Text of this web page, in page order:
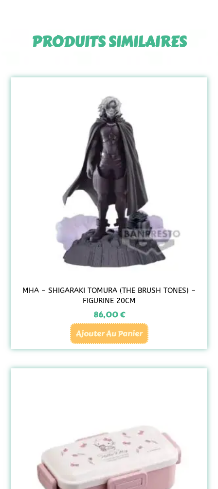
PRODUITS SIMILAIRES
MHA – SHIGARAKI TOMURA (THE BRUSH TONES) –
FIGURINE 20CM
86,00€
Ajouter Au Panier